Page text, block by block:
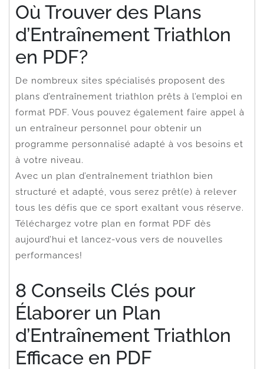
Où Trouver des Plans
d’Entraînement Triathlon
en PDF?
De nombreux sites spécialisés proposent des
plans d’entraînement triathlon prêts à l’emploi en
format PDF. Vous pouvez également faire appel à
un entraîneur personnel pour obtenir un
programme personnalisé adapté à vos besoins et
à votre niveau.
Avec un plan d’entraînement triathlon bien
structuré et adapté, vous serez prêt(e) à relever
tous les défis que ce sport exaltant vous réserve.
Téléchargez votre plan en format PDF dès
aujourd’hui et lancez-vous vers de nouvelles
performances!
8 Conseils Clés pour
Élaborer un Plan
d’Entraînement Triathlon
Efficace en PDF